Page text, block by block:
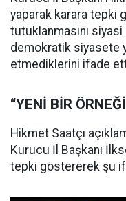
yaparak karara tepki
tutuklanmasını
demokratik siyasete
etmediklerini ifade
“YENİ BİR
Hikmet Saatçı
Kurucu İl Başkanı
tepki göstererek şu